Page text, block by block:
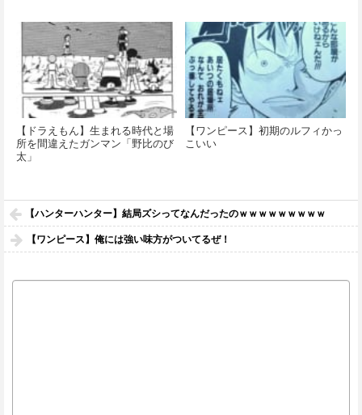
【ドラえもん】生まれる時代と場
所を間違えたガンマン「野比のび
太」
【ワンピース】初期のルフィかっ
こいい
【ハンターハンター】結局ズシってなんだったのｗｗｗｗｗｗｗｗｗ
【ワンピース】俺には強い味方がついてるぜ！